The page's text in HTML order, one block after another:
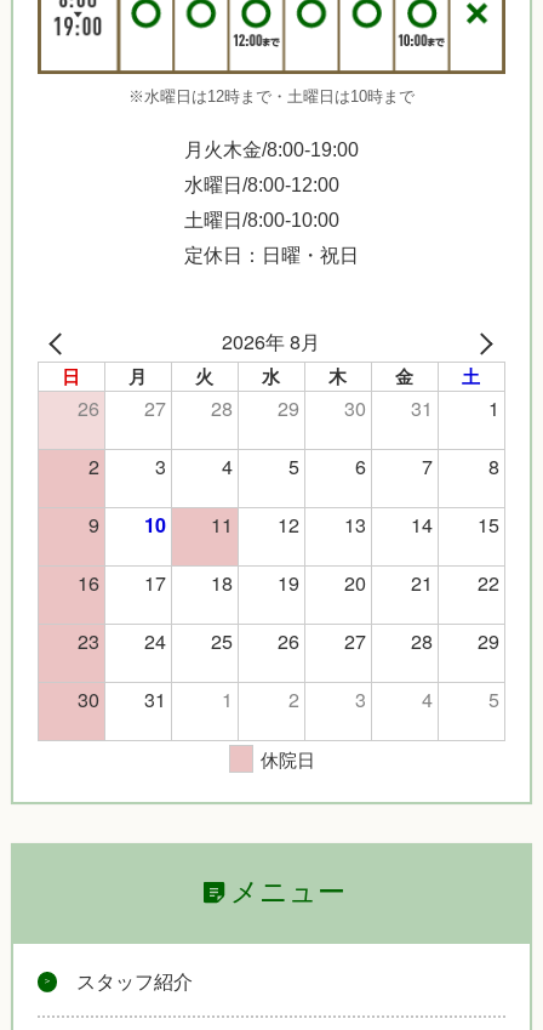
※水曜日は12時まで・土曜日は10時まで
月火木金/8:00-19:00
水曜日/8:00-12:00
土曜日/8:00-10:00
定休日：日曜・祝日
2026年 8月
日 月 火 水 木 金 土
26 27 28 29 30 31
1
2
3 4 5 6 7
8
9
10 11 12 13 14
15
16
17 18 19 20 21
22
23
24 25 26 27 28
29
30
31 1 2 3 4 5
休院日
メニュー
スタッフ紹介